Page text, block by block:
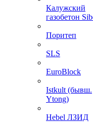
Калужский
газобетон
Поритеп
SLS
EuroBlock
Istkult (бывш.
Ytong)
Hebel ЛЗИД